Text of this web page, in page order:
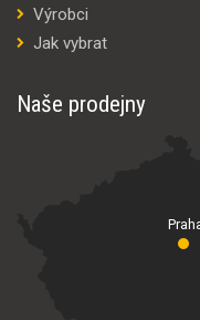
Výrobci
Jak vybrat
Naše prodejny